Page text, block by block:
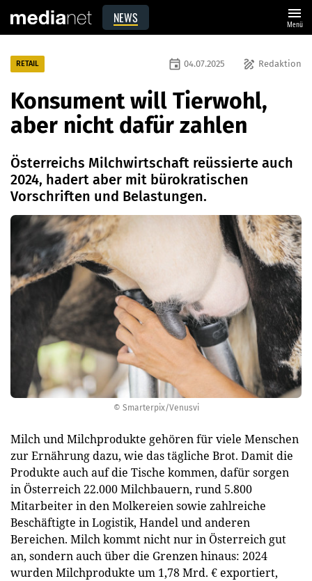
NEWS menu
Menü
© Smarterpix/Venusvi
RETAIL draw Redaktion
event 04.07.2025
Konsument will Tierwohl,
aber nicht dafür zahlen
Österreichs Milchwirtschaft reüssierte auch
2024, hadert aber mit bürokratischen
Vorschriften und Belastungen.
Milch und Milchprodukte gehören für viele Menschen
zur Ernährung dazu, wie das tägliche Brot. Damit die
Produkte auch auf die Tische kommen, dafür sorgen
in Österreich 22.000 Milchbauern, rund 5.800
Mitarbeiter in den Molkereien sowie zahlreiche
Beschäftigte in Logistik, Handel und anderen
Bereichen. Milch kommt nicht nur in Österreich gut
an, sondern auch über die Grenzen hinaus: 2024
wurden Milchprodukte um 1,78 Mrd. € exportiert,